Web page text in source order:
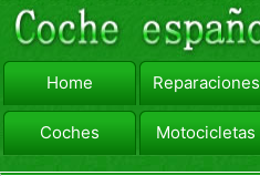
Home Reparaciones
Coches Motocicletas